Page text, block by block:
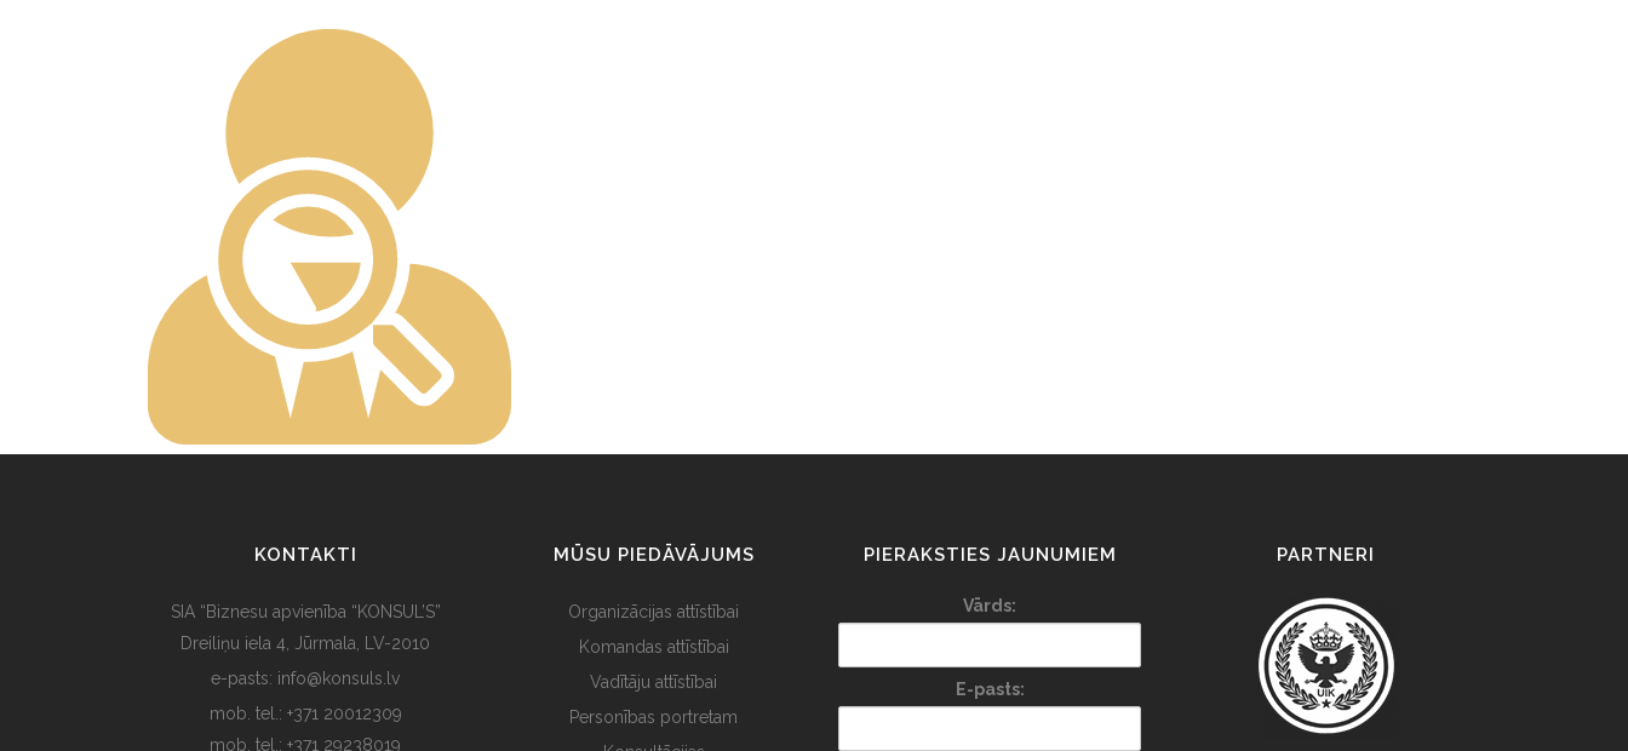
KONTAKTI
SIA “Biznesu apvienība “KONSUL’S”
Dreiliņu iela 4, Jūrmala, LV-2010
e-pasts: info@konsuls.lv
mob. tel.: +371 20012309
mob. tel.: +371 29238019
MŪSU PIEDĀVĀJUMS
Organizācijas attīstībai
Komandas attīstībai
Vadītāju attīstībai
Personības portretam
PIERAKSTIES JAUNUMIEM
Vārds:
E-pasts:
PARTNERI